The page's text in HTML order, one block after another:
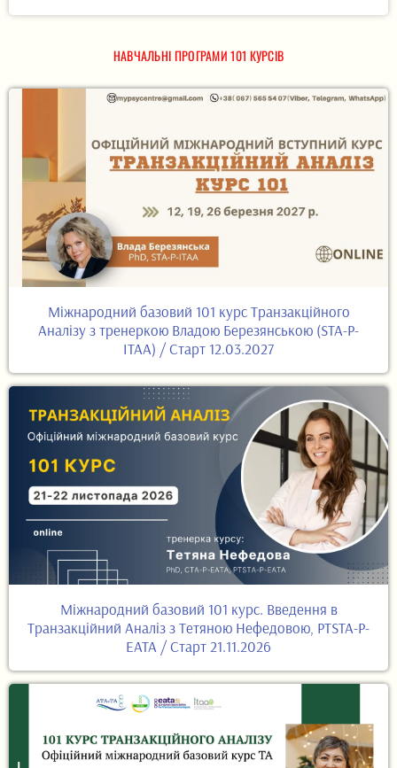
НАВЧАЛЬНІ ПРОГРАМИ 101 КУРСІВ
Міжнародний базовий 101 курс Транзакційного
Аналізу з тренеркою Владою Березянською (STA-P-
ITAA) / Старт 12.03.2027
Міжнародний базовий 101 курс. Введення в
Транзакційний Аналіз з Тетяною Нефедовою, PTSTA-P-
EATA / Старт 21.11.2026